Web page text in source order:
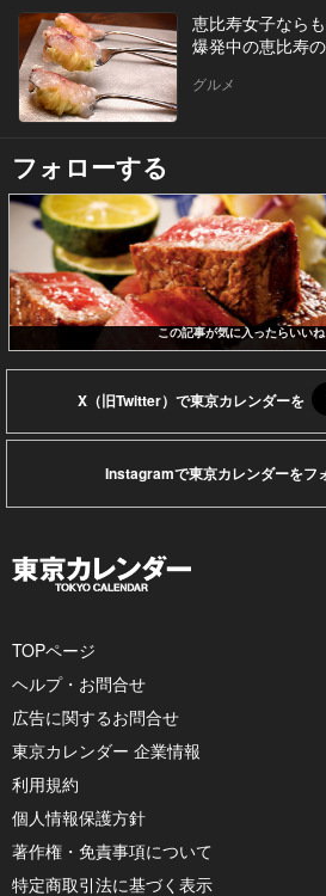
恵比寿女子なら
爆発中の恵比寿
グルメ
フォローする
この記事が気に入ったらいい
X（旧Twitter）で東京カレンダーを
Instagramで東京カレンダーをフ
TOPページ
ヘルプ・お問合せ
広告に関するお問合せ
東京カレンダー 企業情報
利用規約
個人情報保護方針
著作権・免責事項について
特定商取引法に基づく表示